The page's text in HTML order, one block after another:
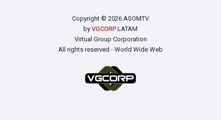
Copyright © 2026 ASOMTV
by VGCORP LATAM
Virtual Group Corporation
All rights reserved - World Wide Web